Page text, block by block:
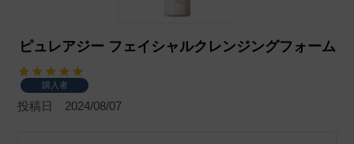
ピュレアジー フェイシャルクレンジングフォーム
購入者
投稿日 2024/08/07